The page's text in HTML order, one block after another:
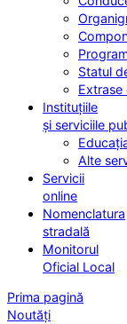
Statul
Extrase
Instituțiile
și serviciile
Alte
Servicii
online
Nomenclatura
stradală
Monitorul
Oficial Local
Prima pagină
Noutăți